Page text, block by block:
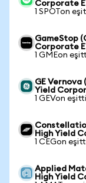
Corporate
1 SPOTon
GameStop
Corporate
1 GMEon
GE Vernova
Yield
1 GEVon
High Yield
1 CEGon
Applied
High Yield